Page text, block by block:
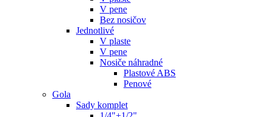
V pene
Bez nosičov
Jednotlivé
V plaste
V pene
Nosiče náhradné
Plastové ABS
Penové
Gola
Sady komplet